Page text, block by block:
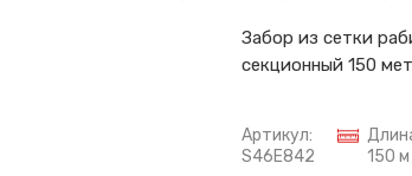
Забор из сетки
секционный 150
Артикул:
S46E842
150 м